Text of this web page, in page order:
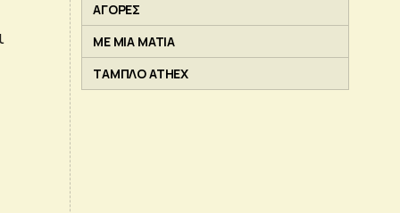
ΑΓΟΡΕΣ
ΜΕ ΜΙΑ ΜΑΤΙΑ
ΤΑΜΠΛΟ ATHEX